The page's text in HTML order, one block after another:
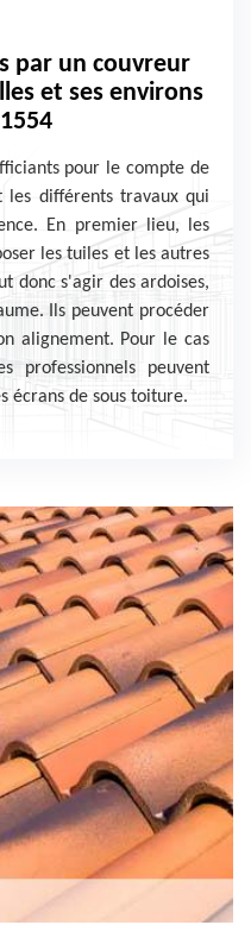
par un couvreur
et ses environs
pour le compte de
les différents travaux qui
En premier lieu, les
les tuiles et les autres
donc s'agir des ardoises,
Ils peuvent procéder
alignement. Pour le cas
professionnels peuvent
écrans de sous toiture.